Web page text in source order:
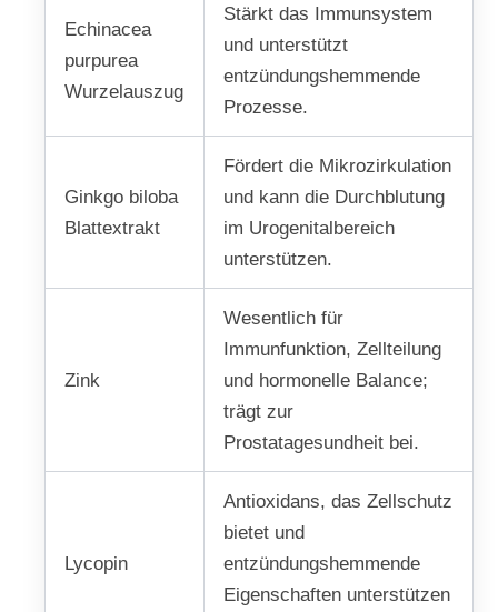
Echinacea
purpurea
Wurzelauszug
Stärkt das Immunsystem
und unterstützt
entzündungshemmende
Prozesse.
Ginkgo biloba
Blattextrakt
Fördert die Mikrozirkulation
und kann die Durchblutung
im Urogenitalbereich
unterstützen.
Zink
Wesentlich für
Immunfunktion, Zellteilung
und hormonelle Balance;
trägt zur
Prostatagesundheit bei.
Lycopin
Antioxidans, das Zellschutz
bietet und
entzündungshemmende
Eigenschaften unterstützen